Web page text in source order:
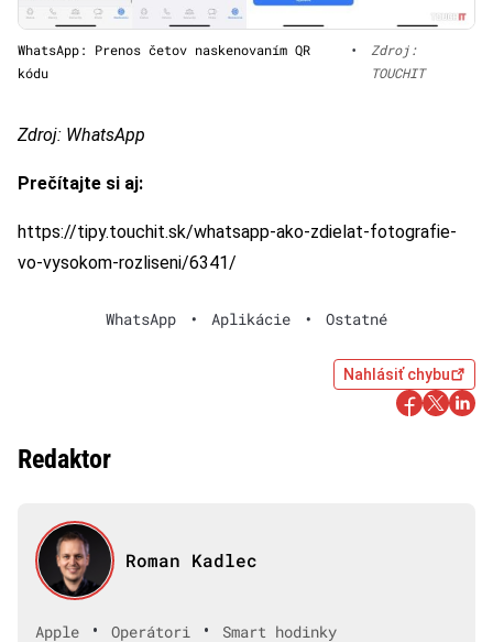
WhatsApp: Prenos četov naskenovaním QR
kódu
•
Zdroj:
TOUCHIT
Zdroj: WhatsApp
Prečítajte si aj:
https://tipy.touchit.sk/whatsapp-ako-zdielat-fotografie-
vo-vysokom-rozliseni/6341/
WhatsApp • Aplikácie • Ostatné
Nahlásiť chybu
Redaktor
Roman Kadlec
Apple • Operátori •
Smart hodinky